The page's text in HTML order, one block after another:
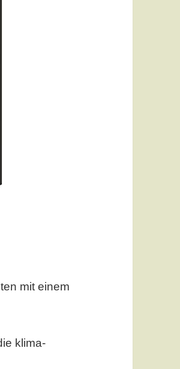
mit einem
klima-